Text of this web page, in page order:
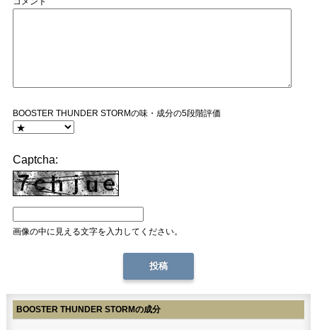
BOOSTER THUNDER STORMの味・成分の5段階評価
Captcha:
画像の中に見える文字を入力してください。
BOOSTER THUNDER STORMの成分